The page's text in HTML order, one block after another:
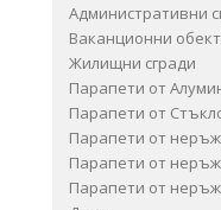
Административни
Ваканционни
Жилищни сгради
Парапети от
Парапети от
Парапети от
Парапети от
Парапети от